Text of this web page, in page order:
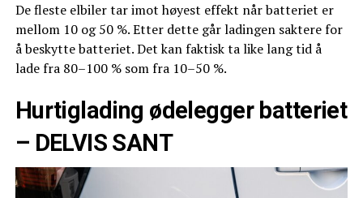
De fleste elbiler tar imot høyest effekt når batteriet er
mellom 10 og 50 %. Etter dette går ladingen saktere for
å beskytte batteriet. Det kan faktisk ta like lang tid å
lade fra 80–100 % som fra 10–50 %.
Hurtiglading ødelegger batteriet
– DELVIS SANT